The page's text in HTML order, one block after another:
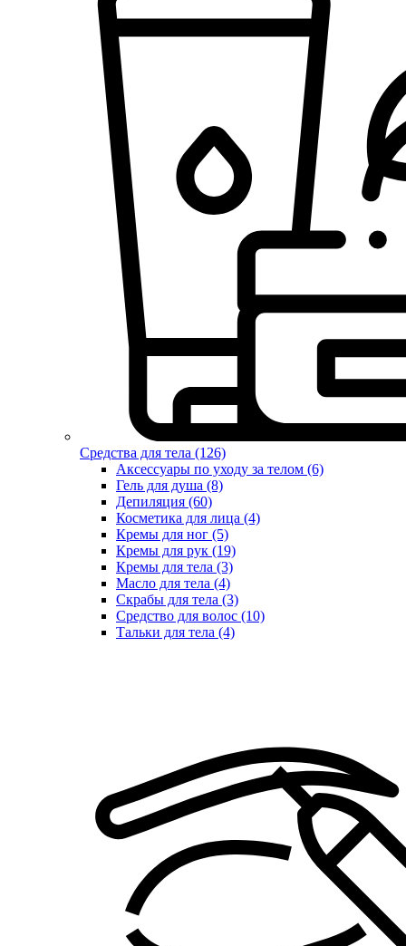
Средства для тела (126)
Аксессуары по уходу за телом (6)
Гель для душа (8)
Депиляция (60)
Косметика для лица (4)
Кремы для ног (5)
Кремы для рук (19)
Кремы для тела (3)
Масло для тела (4)
Скрабы для тела (3)
Средство для волос (10)
Тальки для тела (4)